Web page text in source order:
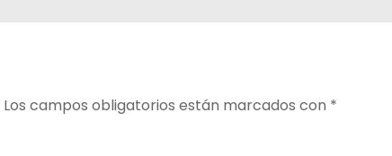
Los campos obligatorios están marcados con *